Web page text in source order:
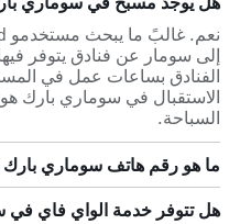
إلى سومار عن فنادق يتوفر
الفنادق بساعات عمل في
الاستقبال في سوماري بارك
السباحة.
ما هو رقم هاتف سوماري بارك
هل تتوفر خدمة الواي فاي في